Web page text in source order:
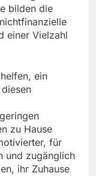
bilden die
einer Vielzahl
ein
zu Hause
für
und zugänglich
ihr Zuhause